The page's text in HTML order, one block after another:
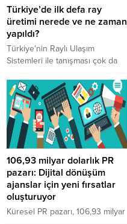
toptan ve perakende her türlü
çanta üretimini ve satışını
gerçekleştiren Alp Çanta,
Kırtasiye fuarında yeni ürettiği
“Colorful” markasıyla dünyaya...
Türkiye’de ilk defa ray
üretimi nerede ve ne zaman
yapıldı?
Türkiye'nin Raylı Ulaşım
Sistemleri ile tanışması çok da
İzmir-Aydın arası demiryolu
inşaatı Anadolu coğrafyasını çok
yönlü etkileyen sürecin ilk
adımıydı. II. Abdülha- mit'in (1876-
1909) “Hicaz Demiryolu” Projesi
ile bütün bir Osmanlı coğrafyası
raylı taşımacılıkla tanıştı.
106,93 milyar dolarlık PR
pazarı: Dijital dönüşüm
ajanslar için yeni fırsatlar
oluşturuyor
Küresel PR pazarı, 106,93 milyar